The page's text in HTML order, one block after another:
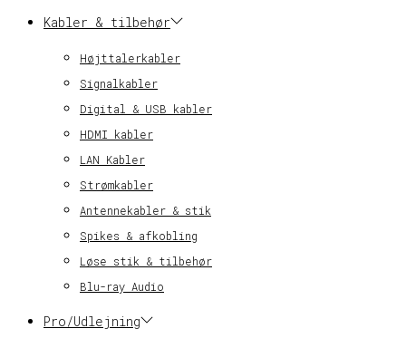
Kabler & tilbehør
Højttalerkabler
Signalkabler
Digital & USB kabler
HDMI kabler
LAN Kabler
Strømkabler
Antennekabler & stik
Spikes & afkobling
Løse stik & tilbehør
Blu-ray Audio
Pro/Udlejning